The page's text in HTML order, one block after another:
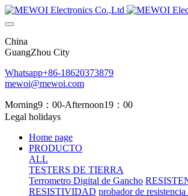
China
GuangZhou City
Whatsapp+86-18620373879
mewoi@mewoi.com
Morning9：00-Afternoon19：00
Legal holidays
Home page
PRODUCTO
ALL
TESTERS DE TIERRA
Terrometro Digital de Gancho
RESISTIVIDAD probador de